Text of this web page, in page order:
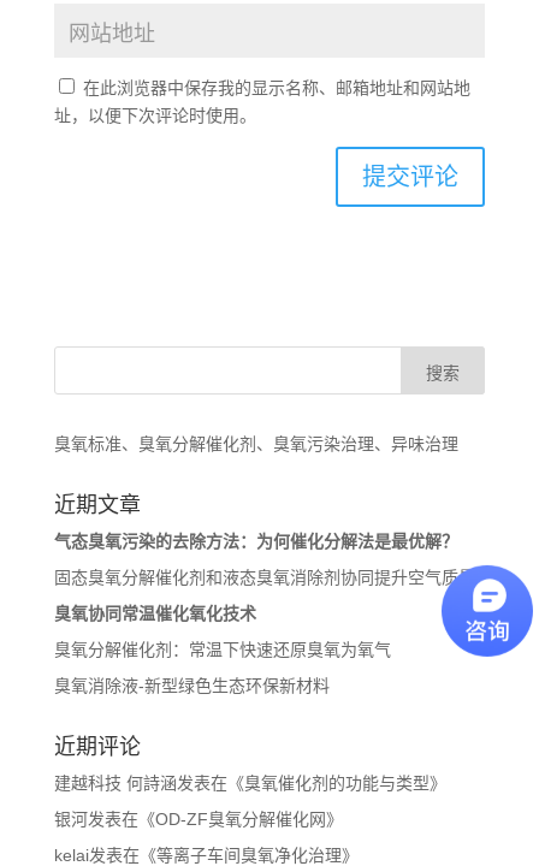
在此浏览器中保存我的显示名称、邮箱地址和网站地
址，以便下次评论时使用。
臭氧标准、臭氧分解催化剂、臭氧污染治理、异味治理
近期文章
气态臭氧污染的去除方法：为何催化分解法是最优解？
固态臭氧分解催化剂和液态臭氧消除剂协同提升空气质量
臭氧协同常温催化氧化技术
臭氧分解催化剂：常温下快速还原臭氧为氧气
臭氧消除液-新型绿色生态环保新材料
近期评论
建越科技 何詩涵发表在《臭氧催化剂的功能与类型》
银河发表在《OD-ZF臭氧分解催化网》
kelai发表在《等离子车间臭氧净化治理》